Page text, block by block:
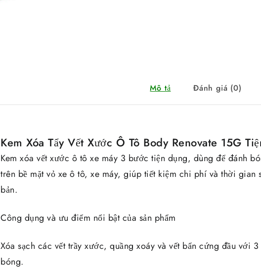
Mô tả Đánh giá (0)
Kem Xóa Tẩy Vết Xước Ô Tô Body Renovate 15G
Kem xóa vết xước ô tô xe máy 3 bước tiện dụng, dùng để đánh
trên bề mặt vỏ xe ô tô, xe máy, giúp tiết kiệm chi phí và thời gian
bản.
Công dụng và ưu điểm nổi bật của sản phẩm
Xóa sạch các vết trầy xước, quầng xoáy và vết bẩn cứng đầu với
bóng.